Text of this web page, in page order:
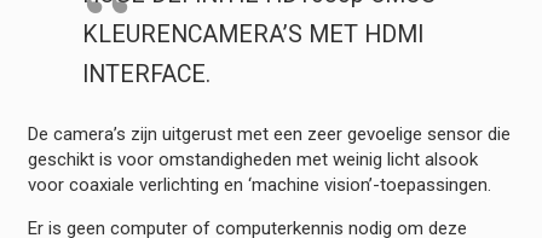
KLEURENCAMERA’S MET HDMI
INTERFACE.
De camera’s zijn uitgerust met een zeer gevoelige sensor die
geschikt is voor omstandigheden met weinig licht alsook
voor coaxiale verlichting en ‘machine vision’-toepassingen.
Er is geen computer of computerkennis nodig om deze